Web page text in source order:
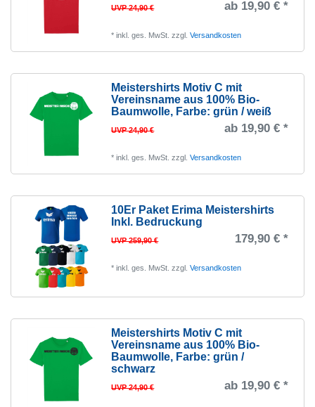
UVP 24,90 € ab 19,90 € *
*inkl. ges. MwSt. zzgl.Versandkosten
Meistershirts Motiv C mit
Vereinsname aus 100% Bio-
Baumwolle, Farbe: grün / weiß
UVP 24,90 € ab 19,90 € *
*inkl. ges. MwSt. zzgl.Versandkosten
10Er Paket Erima Meistershirts
Inkl. Bedruckung
UVP 259,90 € 179,90 € *
*inkl. ges. MwSt. zzgl.Versandkosten
Meistershirts Motiv C mit
Vereinsname aus 100% Bio-
Baumwolle, Farbe: grün /
schwarz
UVP 24,90 € ab 19,90 € *